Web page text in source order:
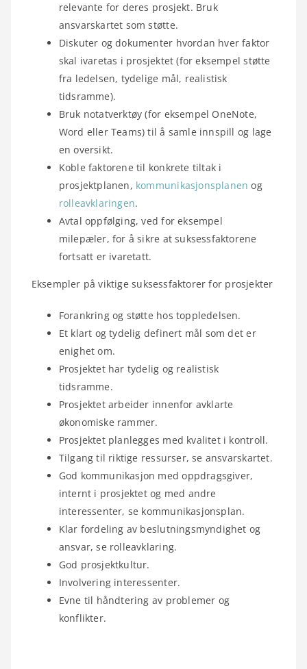
relevante for deres prosjekt. Bruk
ansvarskartet som støtte.
Diskuter og dokumenter hvordan hver faktor
skal ivaretas i prosjektet (for eksempel støtte
fra ledelsen, tydelige mål, realistisk
tidsramme).
Bruk notatverktøy (for eksempel OneNote,
Word eller Teams) til å samle innspill og lage
en oversikt.
Koble faktorene til konkrete tiltak i
prosjektplanen, kommunikasjonsplanen og
rolleavklaringen.
Avtal oppfølging, ved for eksempel
milepæler, for å sikre at suksessfaktorene
fortsatt er ivaretatt.
Eksempler på viktige suksessfaktorer for prosjekter
Forankring og støtte hos toppledelsen.
Et klart og tydelig definert mål som det er
enighet om.
Prosjektet har tydelig og realistisk
tidsramme.
Prosjektet arbeider innenfor avklarte
økonomiske rammer.
Prosjektet planlegges med kvalitet i kontroll.
Tilgang til riktige ressurser, se ansvarskartet.
God kommunikasjon med oppdragsgiver,
internt i prosjektet og med andre
interessenter, se kommunikasjonsplan.
Klar fordeling av beslutningsmyndighet og
ansvar, se rolleavklaring.
God prosjektkultur.
Involvering interessenter.
Evne til håndtering av problemer og
konflikter.